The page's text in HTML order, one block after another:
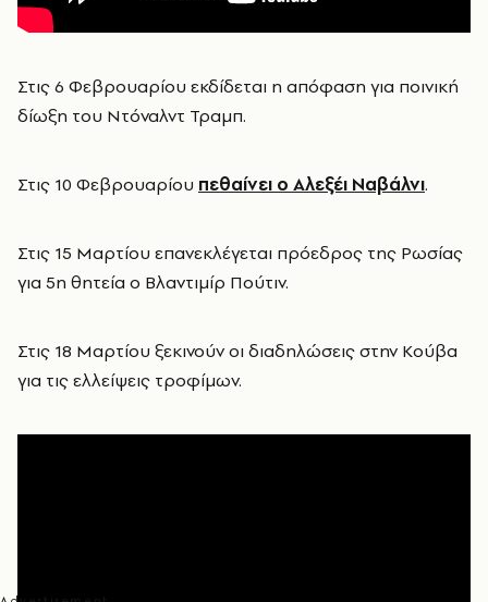
Στις 6 Φεβρουαρίου εκδίδεται η απόφαση για ποινική
δίωξη του Ντόναλντ Τραμπ.
Στις 10 Φεβρουαρίου πεθαίνει ο Αλεξέι Ναβάλνι.
Στις 15 Μαρτίου επανεκλέγεται πρόεδρος της Ρωσίας
για 5η θητεία ο Βλαντιμίρ Πούτιν.
Στις 18 Μαρτίου ξεκινούν οι διαδηλώσεις στην Κούβα
για τις ελλείψεις τροφίμων.